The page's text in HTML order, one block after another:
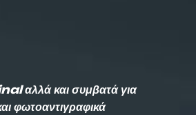
αλλά και συμβατά για
φωτοαντιγραφικά